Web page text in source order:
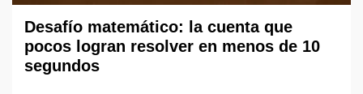
Desafío matemático: la cuenta que
pocos logran resolver en menos de 10
segundos